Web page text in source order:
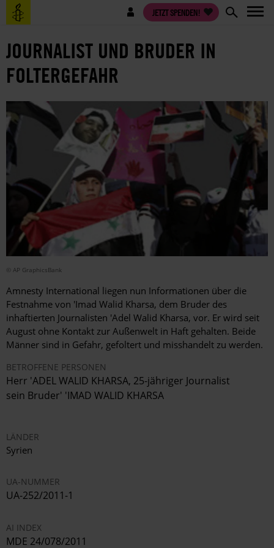
Direkt
zum
Benutzermenü JETZT SPENDEN!
JOURNALIST UND BRUDER IN
FOLTERGEFAHR
© AP GraphicsBank
Amnesty International liegen nun Informationen über die
Festnahme von 'Imad Walid Kharsa, dem Bruder des
inhaftierten Journalisten 'Adel Walid Kharsa, vor. Er wird seit
August ohne Kontakt zur Außenwelt in Haft gehalten. Beide
Männer sind in Gefahr, gefoltert und misshandelt zu werden.
BETROFFENE PERSONEN
Herr 'ADEL WALID KHARSA, 25-jähriger Journalist
sein Bruder' 'IMAD WALID KHARSA
LÄNDER
Syrien
UA-NUMMER
UA-252/2011-1
AI INDEX
MDE 24/078/2011